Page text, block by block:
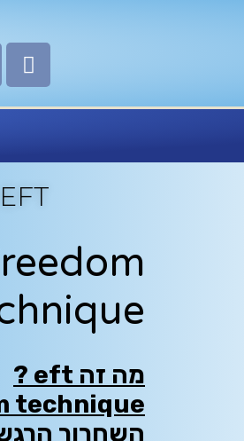
EFT טכניקת שחרור הרגשי
מה זה eft ?
השחרור